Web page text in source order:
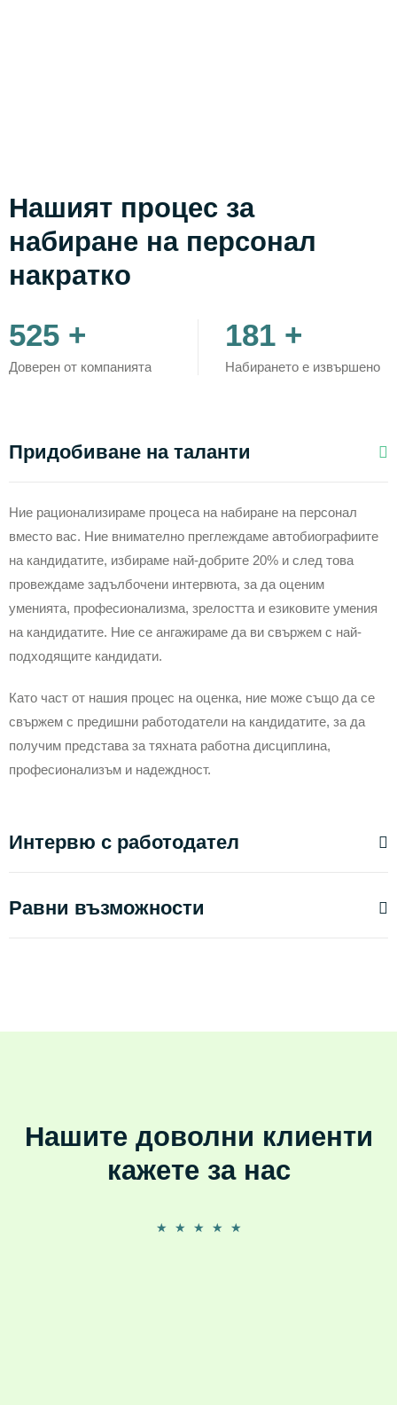
Нашият процес за
набиране на персонал
накратко
679 +
Доверен от компанията
235 +
Набирането е извършено
Придобиване на таланти
Ние рационализираме процеса на набиране на персонал
вместо вас. Ние внимателно преглеждаме автобиографиите
на кандидатите, избираме най-добрите 20% и след това
провеждаме задълбочени интервюта, за да оценим
уменията, професионализма, зрелостта и езиковите умения
на кандидатите. Ние се ангажираме да ви свържем с най-
подходящите кандидати.
Като част от нашия процес на оценка, ние може също да се
свържем с предишни работодатели на кандидатите, за да
получим представа за тяхната работна дисциплина,
професионализъм и надеждност.
Интервю с работодател
Равни възможности
Нашите доволни клиенти
кажете за нас
★ ★ ★ ★ ★